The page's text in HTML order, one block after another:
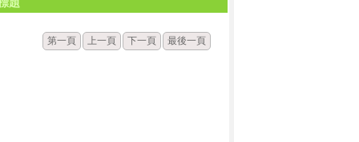
第一頁 上一頁 下一頁 最後一頁